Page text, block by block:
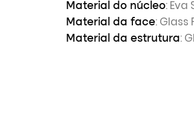
Material do núcleo: Eva
Material da face: Glass
Material da estrutura: